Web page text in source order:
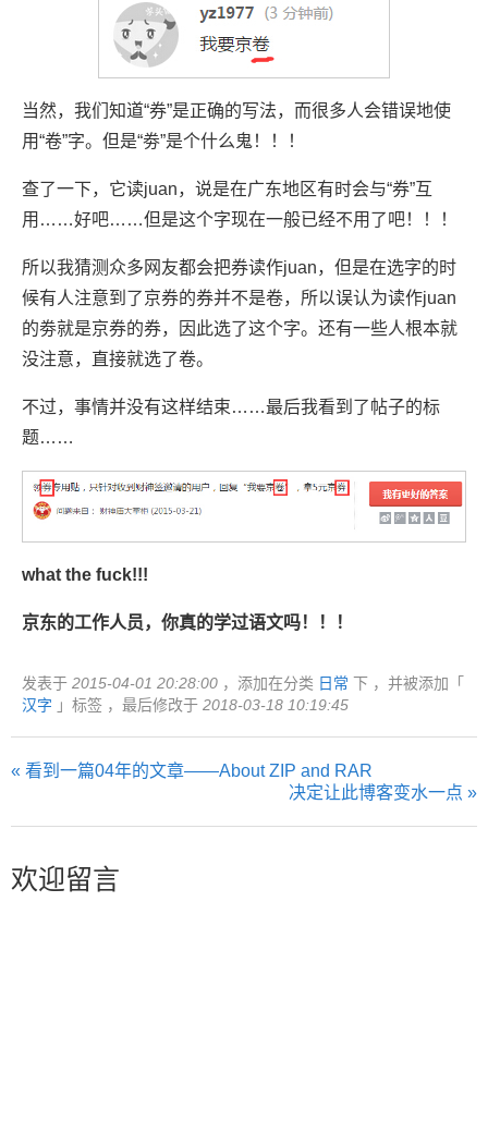
当然，我们知道“券”是正确的写法，而很多人会错误地使
用“卷”字。但是“劵”是个什么鬼！！！
查了一下，它读juan，说是在广东地区有时会与“券”互
用……好吧……但是这个字现在一般已经不用了吧！！！
所以我猜测众多网友都会把券读作juan，但是在选字的时
候有人注意到了京券的券并不是卷，所以误认为读作juan
的劵就是京券的券，因此选了这个字。还有一些人根本就
没注意，直接就选了卷。
不过，事情并没有这样结束……最后我看到了帖子的标
题……
what the fuck!!!
京东的工作人员，你真的学过语文吗！！！
发表于 2015-04-01 20:28:00 ，添加在分类 日常 下 ，并被添加「
汉字 」标签 ，最后修改于 2018-03-18 10:19:45
« 看到一篇04年的文章——About ZIP and RAR
决定让此博客变水一点 »
欢迎留言